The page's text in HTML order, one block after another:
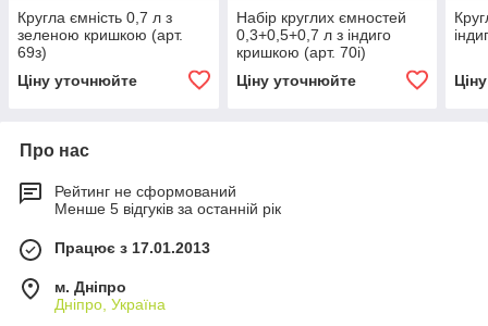
Кругла ємність 0,7 л з
зеленою кришкою (арт.
69з)
Ціну уточнюйте
Набір круглих ємностей
0,3+0,5+0,7 л з індиго
кришкою (арт. 70і)
Ціну уточнюйте
Про нас
Рейтинг не сформований
Менше 5 відгуків за останній рік
Працює з 17.01.2013
м. Дніпро
Дніпро, Україна